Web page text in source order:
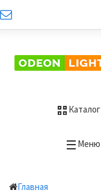
Каталог
Меню
Главная